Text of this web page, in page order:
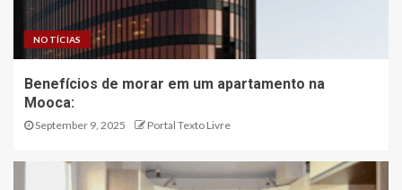
NOTÍCIAS
Benefícios de morar em um apartamento na
Mooca:
September 9, 2025 Portal Texto Livre